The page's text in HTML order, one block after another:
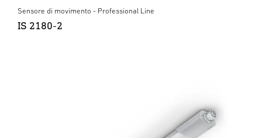
Sensore di movimento - Professional Line
IS 2180-2